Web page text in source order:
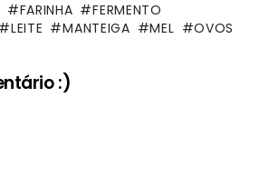
FARINHA
FERMENTO
LEITE MANTEIGA MEL
OVOS
:)